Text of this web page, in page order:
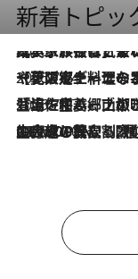
新着トピ
2026.7.31
【ホテル帰省】という選択肢をOMOが提案。家族とほど
2026.7.24
【夏限定ディナーコース】旬を迎える稚鮎や花ズッキーニなどを
2026.7.17
「土佐和ハーブかき氷」がOMO7高知に登場！生姜、山椒、大葉など目にも舌にも涼を呼ぶ
2026.7.10
NEW OPEN！【界 草津】名湯の地に誕生。趣の異なる2種の温泉と上州ならではの会席・蕎麦割烹など美食を味わう究極の癒やし旅